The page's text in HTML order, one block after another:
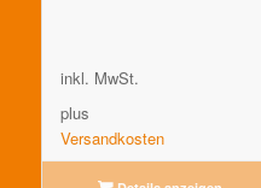
inkl. MwSt.
plus
Versandkosten